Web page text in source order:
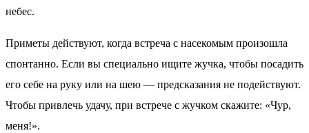
небес.
Приметы действуют, когда встреча с насекомым произошла
спонтанно. Если вы специально ищите жучка, чтобы посадить
его себе на руку или на шею — предсказания не подействуют.
Чтобы привлечь удачу, при встрече с жучком скажите: «Чур,
меня!».